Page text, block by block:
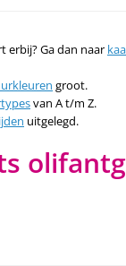
erbij? Ga dan naar
groot.
van A t/m Z.
uitgelegd.